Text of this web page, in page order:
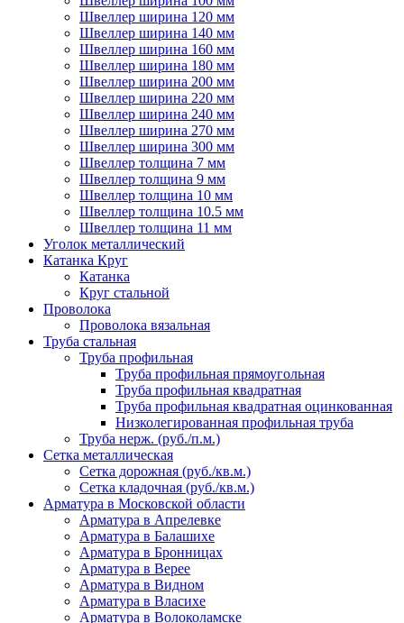
Швеллер ширина 120 мм
Швеллер ширина 140 мм
Швеллер ширина 160 мм
Швеллер ширина 180 мм
Швеллер ширина 200 мм
Швеллер ширина 220 мм
Швеллер ширина 240 мм
Швеллер ширина 270 мм
Швеллер ширина 300 мм
Швеллер толщина 7 мм
Швеллер толщина 9 мм
Швеллер толщина 10 мм
Швеллер толщина 10.5 мм
Швеллер толщина 11 мм
Уголок металлический
Катанка Круг
Катанка
Круг стальной
Проволока
Проволока вязальная
Труба стальная
Труба профильная
Труба профильная прямоугольная
Труба профильная квадратная
Труба профильная квадратная оцинкованная
Низколегированная профильная труба
Труба нерж. (руб./п.м.)
Сетка металлическая
Сетка дорожная (руб./кв.м.)
Сетка кладочная (руб./кв.м.)
Арматура в Московской области
Арматура в Апрелевке
Арматура в Балашихе
Арматура в Бронницах
Арматура в Верее
Арматура в Видном
Арматура в Власихе
Арматура в Волоколамске